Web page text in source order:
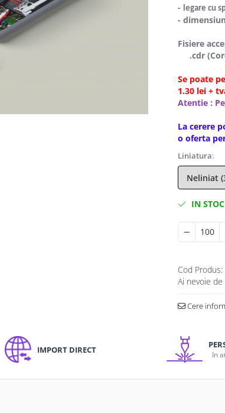
- legare cu
- d
Fisiere
.cdr
Se poate
1.30 lei +
Atentie :
La cerere
o oferta
Liniatura:
IN STOC
Cod Produs:
Ai nevoie
Cere
IMPORT DIRECT In